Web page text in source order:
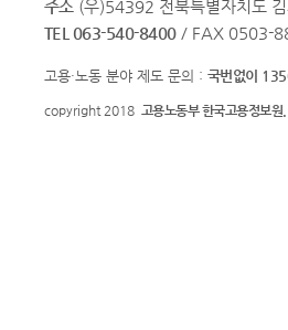
주소 (우)54392 전북특별자치도
TEL 063-540-8400 / FAX 0503-
고용·노동 분야 제도 문의 : 국번없이
copyright 2018 고용노동부 한국고용정보원.